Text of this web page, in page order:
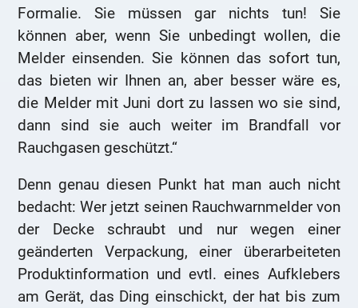
Formalie. Sie müssen gar nichts tun! Sie
können aber, wenn Sie unbedingt wollen, die
Melder einsenden. Sie können das sofort tun,
das bieten wir Ihnen an, aber besser wäre es,
die Melder mit Juni dort zu lassen wo sie sind,
dann sind sie auch weiter im Brandfall vor
Rauchgasen geschützt.“
Denn genau diesen Punkt hat man auch nicht
bedacht: Wer jetzt seinen Rauchwarnmelder von
der Decke schraubt und nur wegen einer
geänderten Verpackung, einer überarbeiteten
Produktinformation und evtl. eines Aufklebers
am Gerät, das Ding einschickt, der hat bis zum